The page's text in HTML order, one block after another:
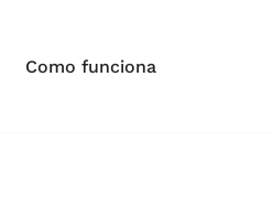
Como funciona